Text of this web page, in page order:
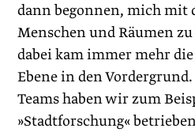
dann begonnen, mich
Menschen und Räumen
dabei kam immer mehr
Ebene in den
Teams haben wir zum
»Stadtforschung«